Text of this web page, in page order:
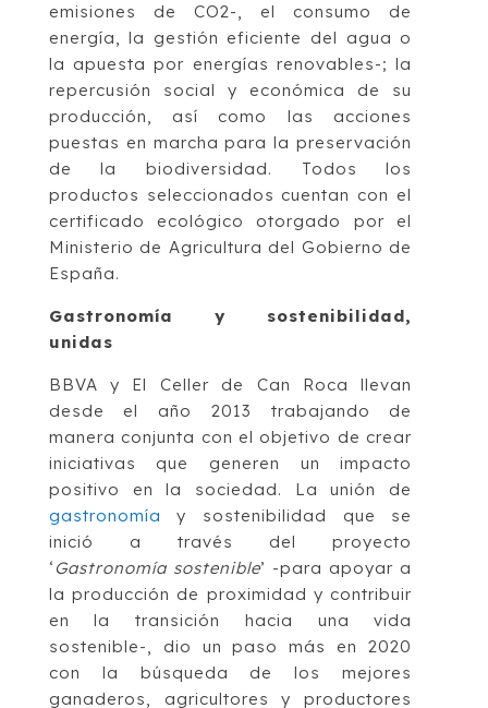
emisiones de CO2-, el consumo de
energía, la gestión eficiente del agua o
la apuesta por energías renovables-; la
repercusión social y económica de su
producción, así como las acciones
puestas en marcha para la preservación
de la biodiversidad. Todos los
productos seleccionados cuentan con el
certificado ecológico otorgado por el
Ministerio de Agricultura del Gobierno de
España.
Gastronomía y sostenibilidad,
unidas
BBVA y El Celler de Can Roca llevan
desde el año 2013 trabajando de
manera conjunta con el objetivo de crear
iniciativas que generen un impacto
positivo en la sociedad. La unión de
gastronomía y sostenibilidad que se
inició a través del proyecto
‘ Gastronomía sostenible’ -para apoyar a
la producción de proximidad y contribuir
en la transición hacia una vida
sostenible-, dio un paso más en 2020
con la búsqueda de los mejores
ganaderos, agricultores y productores